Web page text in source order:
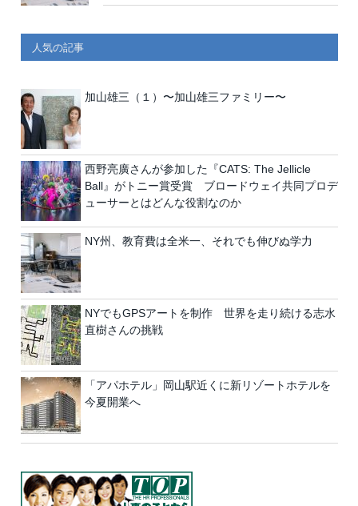
人気の記事
加山雄三（１）〜加山雄三ファミリー〜
西野亮廣さんが参加した『CATS: The Jellicle
Ball』がトニー賞受賞 ブロードウェイ共同プロデ
ューサーとはどんな役割なのか
NY州、教育費は全米一、それでも伸びぬ学力
NYでもGPSアートを制作 世界を走り続ける志水
直樹さんの挑戦
「アパホテル」岡山駅近くに新リゾートホテルを
今夏開業へ